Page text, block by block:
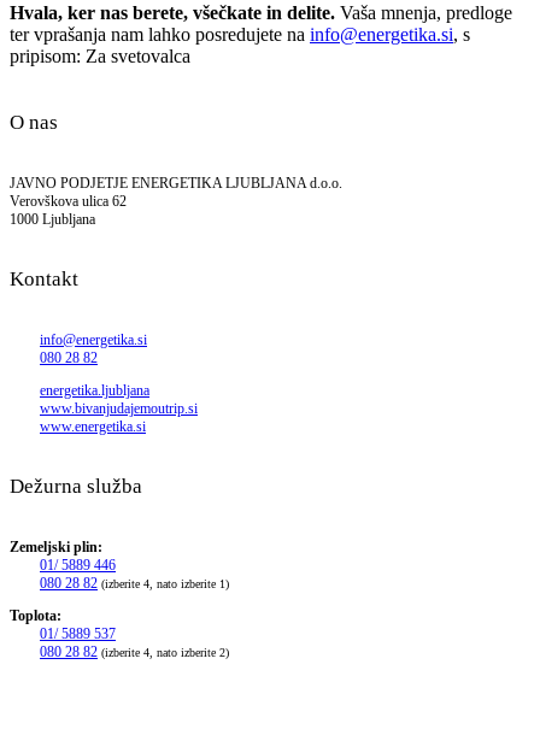
Hvala, ker nas berete, všečkate in delite. Vaša mnenja, predloge
ter vprašanja nam lahko posredujete na info@energetika.si, s
pripisom: Za svetovalca
O nas
JAVNO PODJETJE ENERGETIKA LJUBLJANA d.o.o.
Verovškova ulica 62
1000 Ljubljana
Kontakt
info@energetika.si
080 28 82
energetika.ljubljana
www.bivanjudajemoutrip.si
www.energetika.si
Dežurna služba
Zemeljski plin:
01/ 5889 446
080 28 82 (izberite 4, nato izberite 1)
Toplota:
01/ 5889 537
080 28 82 (izberite 4, nato izberite 2)